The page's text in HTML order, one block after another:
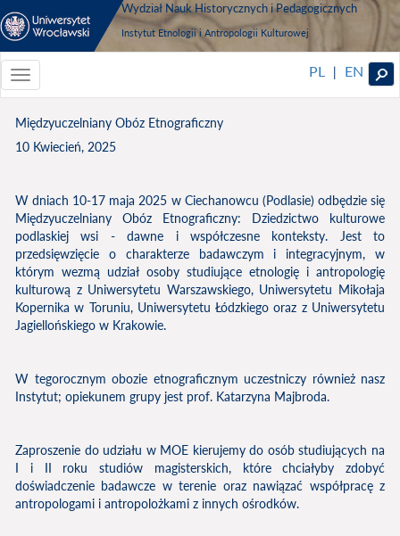
Wydział Nauk Historycznych i Pedagogicznych
Instytut Etnologii i Antropologii Kulturowej
Toggle
navigationToggle
PL | EN
Międzyuczelniany Obóz Etnograficzny
10 Kwiecień, 2025
W dniach 10-17 maja 2025 w Ciechanowcu (Podlasie) odbędzie się
Międzyuczelniany Obóz Etnograficzny: Dziedzictwo kulturowe
podlaskiej wsi - dawne i współczesne konteksty. Jest to
przedsięwzięcie o charakterze badawczym i integracyjnym, w
którym wezmą udział osoby studiujące etnologię i antropologię
kulturową z Uniwersytetu Warszawskiego, Uniwersytetu Mikołaja
Kopernika w Toruniu, Uniwersytetu Łódzkiego oraz z Uniwersytetu
Jagiellońskiego w Krakowie.
W tegorocznym obozie etnograficznym uczestniczy również nasz
Instytut; opiekunem grupy jest prof. Katarzyna Majbroda.
Zaproszenie do udziału w MOE kierujemy do osób studiujących na
I i II roku studiów magisterskich, które chciałyby zdobyć
doświadczenie badawcze w terenie oraz nawiązać współpracę z
antropologami i antropolożkami z innych ośrodków.